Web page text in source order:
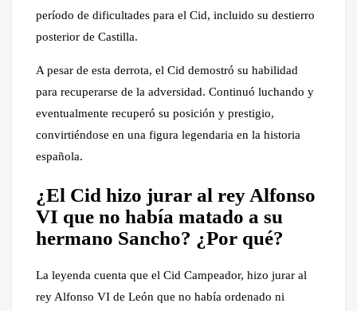
período de dificultades para el Cid, incluido su destierro
posterior de Castilla.
A pesar de esta derrota, el Cid demostró su habilidad
para recuperarse de la adversidad. Continuó luchando y
eventualmente recuperó su posición y prestigio,
convirtiéndose en una figura legendaria en la historia
española.
¿El Cid hizo jurar al rey Alfonso
VI que no había matado a su
hermano Sancho? ¿Por qué?
La leyenda cuenta que el Cid Campeador, hizo jurar al
rey Alfonso VI de León que no había ordenado ni